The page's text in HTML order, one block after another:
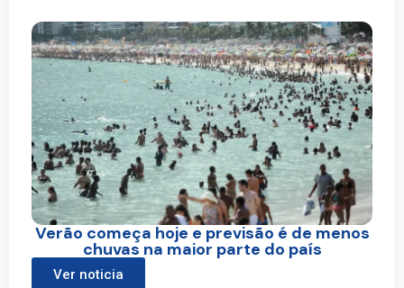
Verão começa hoje e previsão é de menos
chuvas na maior parte do país
Ver noticia